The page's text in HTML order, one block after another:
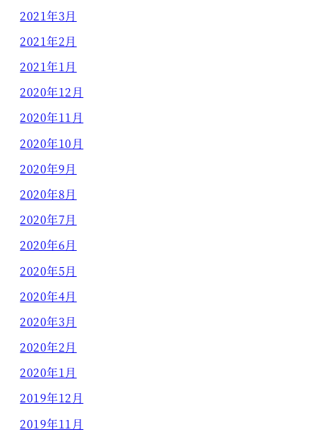
2021年3月
2021年2月
2021年1月
2020年12月
2020年11月
2020年10月
2020年9月
2020年8月
2020年7月
2020年6月
2020年5月
2020年4月
2020年3月
2020年2月
2020年1月
2019年12月
2019年11月